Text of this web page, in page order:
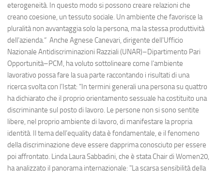
eterogeneità. In questo modo si possono creare relazioni che
creano coesione, un tessuto sociale. Un ambiente che favorisce la
pluralità non avvantaggia solo la persona, ma la stessa produttività
dell’azienda.“ Anche Agnese Canevari, dirigente dell'Ufficio
Nazionale Antidiscriminazioni Razziali (UNAR)–Dipartimento Pari
Opportunità–PCM, ha voluto sottolineare come l’ambiente
lavorativo possa fare la sua parte raccontando i risultati di una
ricerca svolta con l’Istat: “In termini generali una persona su quattro
ha dichiarato che il proprio orientamento sessuale ha costituito una
discriminante sul posto di lavoro. Le persone non si sono sentite
libere, nel proprio ambiente di lavoro, di manifestare la propria
identità. Il tema dell’equality data è fondamentale, e il fenomeno
della discriminazione deve essere dapprima conosciuto per essere
poi affrontato. Linda Laura Sabbadini, che è stata Chair di Women20,
ha analizzato il panorama internazionale: "La scarsa sensibilità della